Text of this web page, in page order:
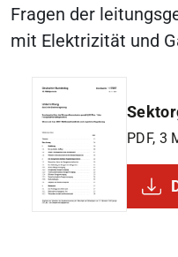
Fragen der
mit Elektrizität und
PDF, 3